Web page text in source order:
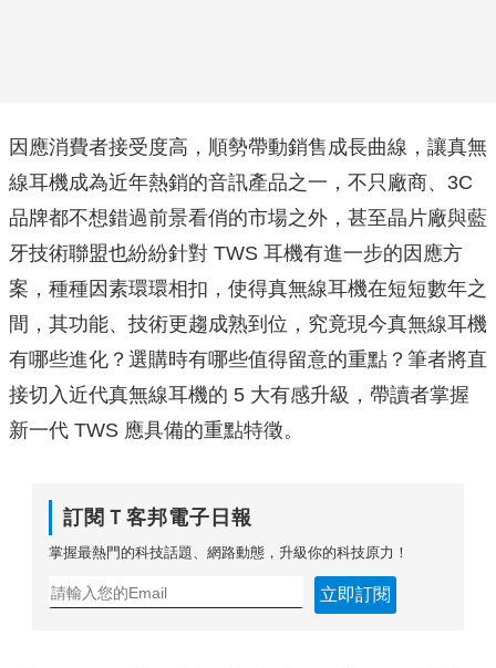
因應消費者接受度高，順勢帶動銷售成長曲線，讓真無
線耳機成為近年熱銷的音訊產品之一，不只廠商、3C
品牌都不想錯過前景看俏的市場之外，甚至晶片廠與藍
牙技術聯盟也紛紛針對 TWS 耳機有進一步的因應方
案，種種因素環環相扣，使得真無線耳機在短短數年之
間，其功能、技術更趨成熟到位，究竟現今真無線耳機
有哪些進化？選購時有哪些值得留意的重點？筆者將直
接切入近代真無線耳機的 5 大有感升級，帶讀者掌握
新一代 TWS 應具備的重點特徵。
訂閱Ｔ客邦電子日報
掌握最熱門的科技話題、網路動態，升級你的科技原力！
立即訂閱